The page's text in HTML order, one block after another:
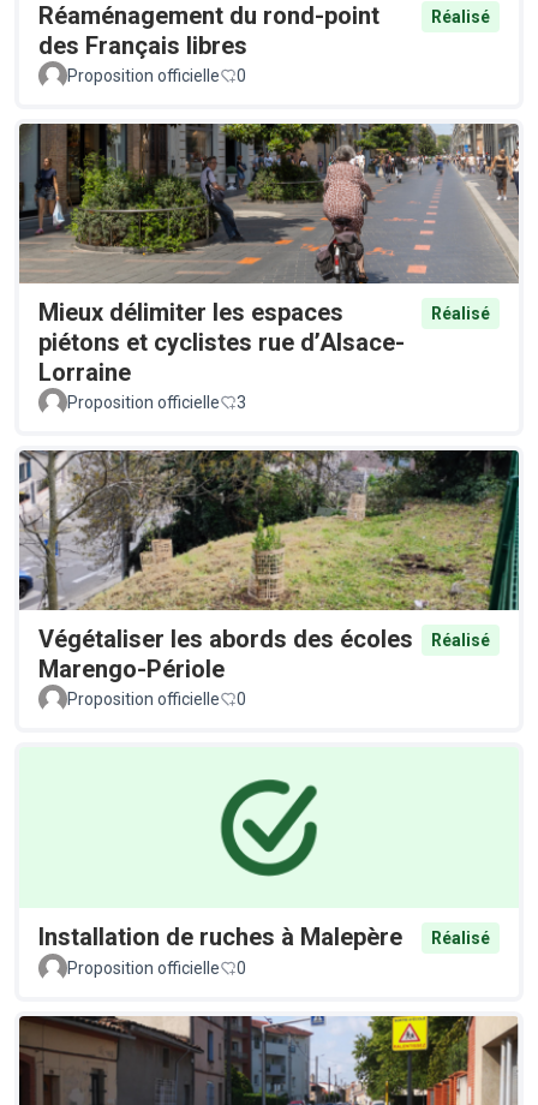
Réaménagement du rond-point
des Français libres
Réalisé
Proposition officielle 0
Mieux délimiter les espaces
piétons et cyclistes rue d’Alsace-
Lorraine
Réalisé
Proposition officielle 3
Végétaliser les abords des écoles
Marengo-Périole
Réalisé
Proposition officielle 0
Installation de ruches à Malepère
Réalisé
Proposition officielle
0